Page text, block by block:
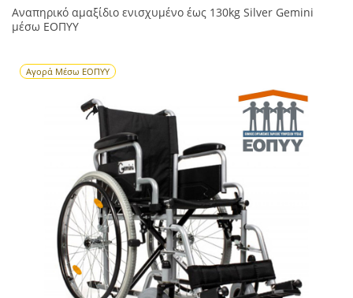
Αναπηρικό αμαξίδιο ενισχυμένο έως 130kg Silver Gemini
μέσω ΕΟΠΥΥ
Αγορά Μέσω ΕΟΠΥΥ